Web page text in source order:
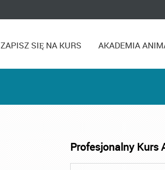
ZAPISZ SIĘ NA KURS AKADEMIA
Profesjonalny Kurs